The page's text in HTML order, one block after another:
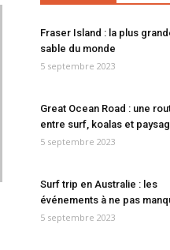
Fraser Island : la plus
sable du monde
5 septembre 2023
Great Ocean Road : une
entre surf, koalas et
5 septembre 2023
Surf trip en Australie : les
événements à ne pas
5 septembre 2023